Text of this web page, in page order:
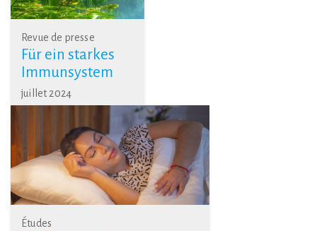
Revue de presse
Für ein starkes
Immunsystem
juillet 2024
Études